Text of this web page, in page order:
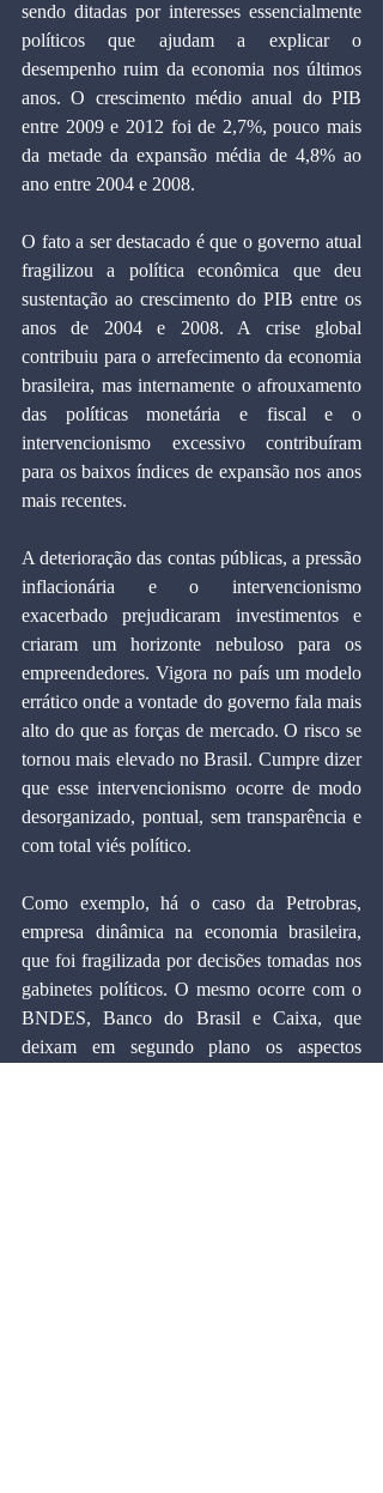
sendo ditadas por interesses essencialmente
políticos que ajudam a explicar o
desempenho ruim da economia nos últimos
anos. O crescimento médio anual do PIB
entre 2009 e 2012 foi de 2,7%, pouco mais
da metade da expansão média de 4,8% ao
ano entre 2004 e 2008.
O fato a ser destacado é que o governo atual
fragilizou a política econômica que deu
sustentação ao crescimento do PIB entre os
anos de 2004 e 2008. A crise global
contribuiu para o arrefecimento da economia
brasileira, mas internamente o afrouxamento
das políticas monetária e fiscal e o
intervencionismo excessivo contribuíram
para os baixos índices de expansão nos anos
mais recentes.
A deterioração das contas públicas, a pressão
inflacionária e o intervencionismo
exacerbado prejudicaram investimentos e
criaram um horizonte nebuloso para os
empreendedores. Vigora no país um modelo
errático onde a vontade do governo fala mais
alto do que as forças de mercado. O risco se
tornou mais elevado no Brasil. Cumpre dizer
que esse intervencionismo ocorre de modo
desorganizado, pontual, sem transparência e
com total viés político.
Como exemplo, há o caso da Petrobras,
empresa dinâmica na economia brasileira,
que foi fragilizada por decisões tomadas nos
gabinetes políticos. O mesmo ocorre com o
BNDES, Banco do Brasil e Caixa, que
deixam em segundo plano os aspectos